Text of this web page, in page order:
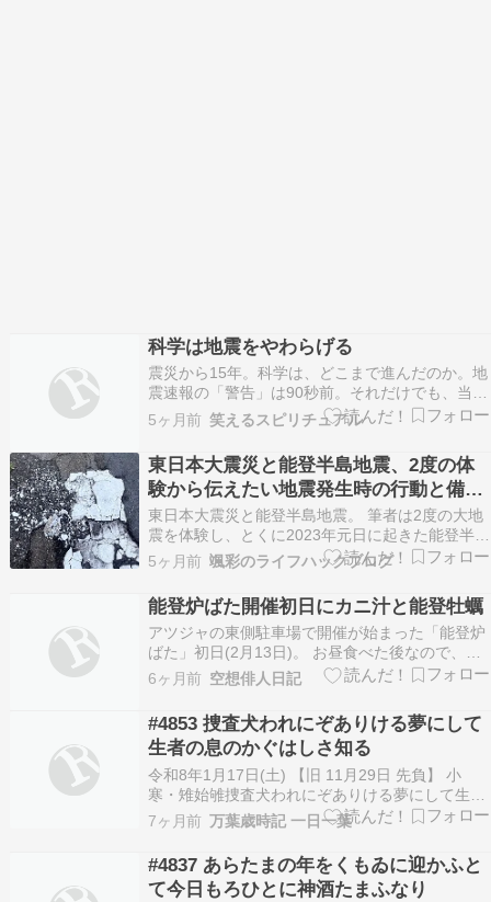
科学は地震をやわらげる
震災から15年。科学は、どこまで進んだのか。地
震速報の「警告」は90秒前。それだけでも、当時
よりだいぶ変わったはず。震源地から遠いと、
「揺れ」よりも「電子」の方が早く届く。90秒あ
れば、窓からは離れられる。そして、３１１で
「絶対に変えてやる！科学のチカラで！」と決意
した、京都大…
5ヶ月前 笑えるスピリチュアル
東日本大震災と能登半島地震、2度の体
験から伝えたい地震発生時の行動と備え
の重要性
東日本大震災と能登半島地震。 筆者は2度の大地
震を体験し、とくに2023年元日に起きた能登半島
地震では地鳴りと地割れを目の当たりにしまし
た。 東日本大震災と同じ震度5強でもまったく異
なる揺れから断水を味わい、同じ備えでは不十分
だと実感しました。 今回は、東日本大震災と能登
半島地…
5ヶ月前 颯彩のライフハックブログ
能登炉ばた開催初日にカニ汁と能登牡蠣
アツジャの東側駐車場で開催が始まった「能登炉
ばた」初日(2月13日)。 お昼食べた後なので、カ
ニ汁一杯と能登牡蠣ひとつ。 カニ汁は、カニの殻
ばっかだから汁を味わうしかない。 牡蠣は炭火で
片面3分ずつ焼く。そうすると、貝が開いてく
る。ポン酢で食べた。この牡蠣が旨い。 牡蠣、も
う1…
6ヶ月前 空想俳人日記
#4853 捜査犬われにぞありける夢にして
生者の息のかぐはしさ知る
令和8年1月17日(土) 【旧 11月29日 先負】 小
寒・雉始雊捜査犬われにぞありける夢にして生者
の息のかぐはしさ知る ～水原紫苑（1959-） 阪
神・淡路大震災から今日は31年目。この大地震に
よる死者・行方不明は6437名。そして住家の全壊
全焼17万戸、半壊半焼13.7万戸と…
7ヶ月前 万葉歳時記 一日一葉
#4837 あらたまの年をくもゐに迎かふと
て今日もろひとに神酒たまふなり